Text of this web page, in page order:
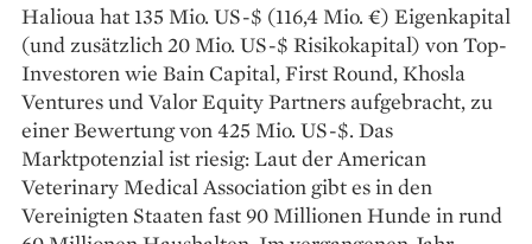
Halioua hat 135 Mio. US-$ (116,4 Mio. €) Eigenkapital
(und zusätzlich 20 Mio. US-$ Risikokapital) von Top-
Investoren wie Bain Capital, First Round, Khosla
Ventures und Valor Equity Partners aufgebracht, zu
einer Bewertung von 425 Mio. US-$. Das
Marktpotenzial ist riesig: Laut der American
Veterinary Medical Association gibt es in den
Vereinigten Staaten fast 90 Millionen Hunde in rund